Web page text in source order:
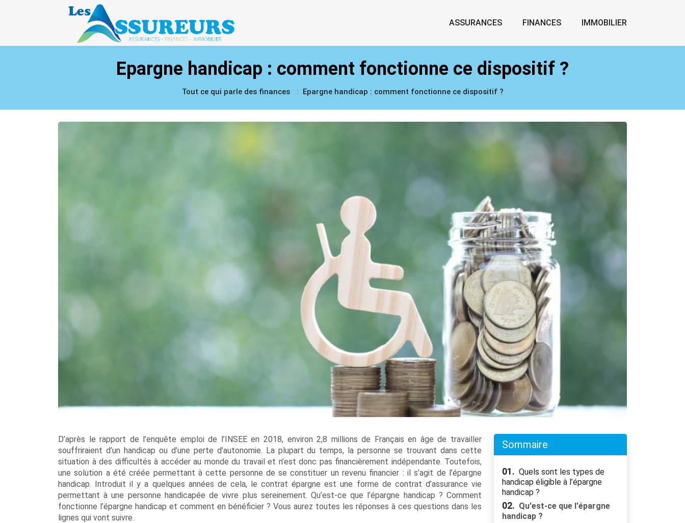
ASSURANCES FINANCES IMMOBILIER
Epargne handicap : comment fonctionne ce dispositif ?
Tout ce qui parle des finances Epargne handicap : comment fonctionne ce dispositif ?
D’après le rapport de l’enquête emploi de l’INSEE en 2018, environ 2,8 millions de Français en âge de travailler
souffriraient d’un handicap ou d’une perte d’autonomie. La plupart du temps, la personne se trouvant dans cette
situation à des difficultés à accéder au monde du travail et n’est donc pas financièrement indépendante. Toutefois,
une solution a été créée permettant à cette personne de se constituer un revenu financier : il s’agit de l’épargne
handicap. Introduit il y a quelques années de cela, le contrat épargne est une forme de contrat d’assurance vie
permettant à une personne handicapée de vivre plus sereinement. Qu’est-ce que l’épargne handicap ? Comment
fonctionne l’épargne handicap et comment en bénéficier ? Vous aurez toutes les réponses à ces questions dans les
lignes qui vont suivre.
Sommaire
01. Quels sont les types de
handicap éligible à l’épargne
handicap ?
02. Qu'est-ce que l'épargne
handicap ?